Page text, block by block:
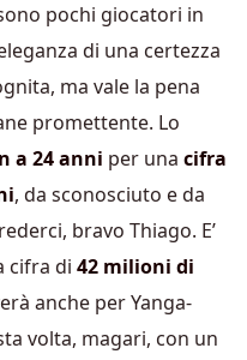
pochi giocatori in
di una certezza
ma vale la pena
promettente. Lo
a 24 anni per una cifra
, da sconosciuto e da
bravo Thiago. E’
cifra di 42 milioni di
anche per Yanga-
volta, magari, con un